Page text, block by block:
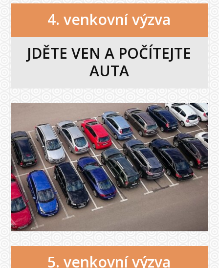
4. venkovní výzva
JDĚTE VEN A POČÍTEJTE
AUTA
5. venkovní výzva